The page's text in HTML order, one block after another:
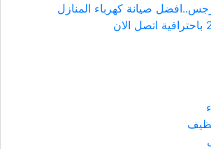
صيانة كهرباء المنازل